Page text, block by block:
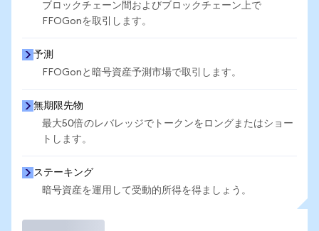
ブロックチェーン間およびブロックチェーン上で
FFOGonを取引します。
予測
FFOGonと暗号資産予測市場で取引します。
無期限先物
最大50倍のレバレッジでトークンをロングまたはショー
トします。
ステーキング
暗号資産を運用して受動的所得を得ましょう。